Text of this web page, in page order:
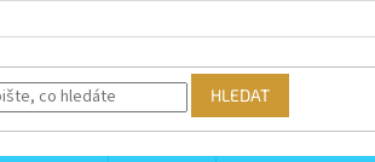
HLEDAT